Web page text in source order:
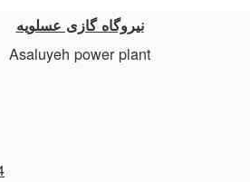
نیروگاه گازی عسلویه
Asaluyeh power plant